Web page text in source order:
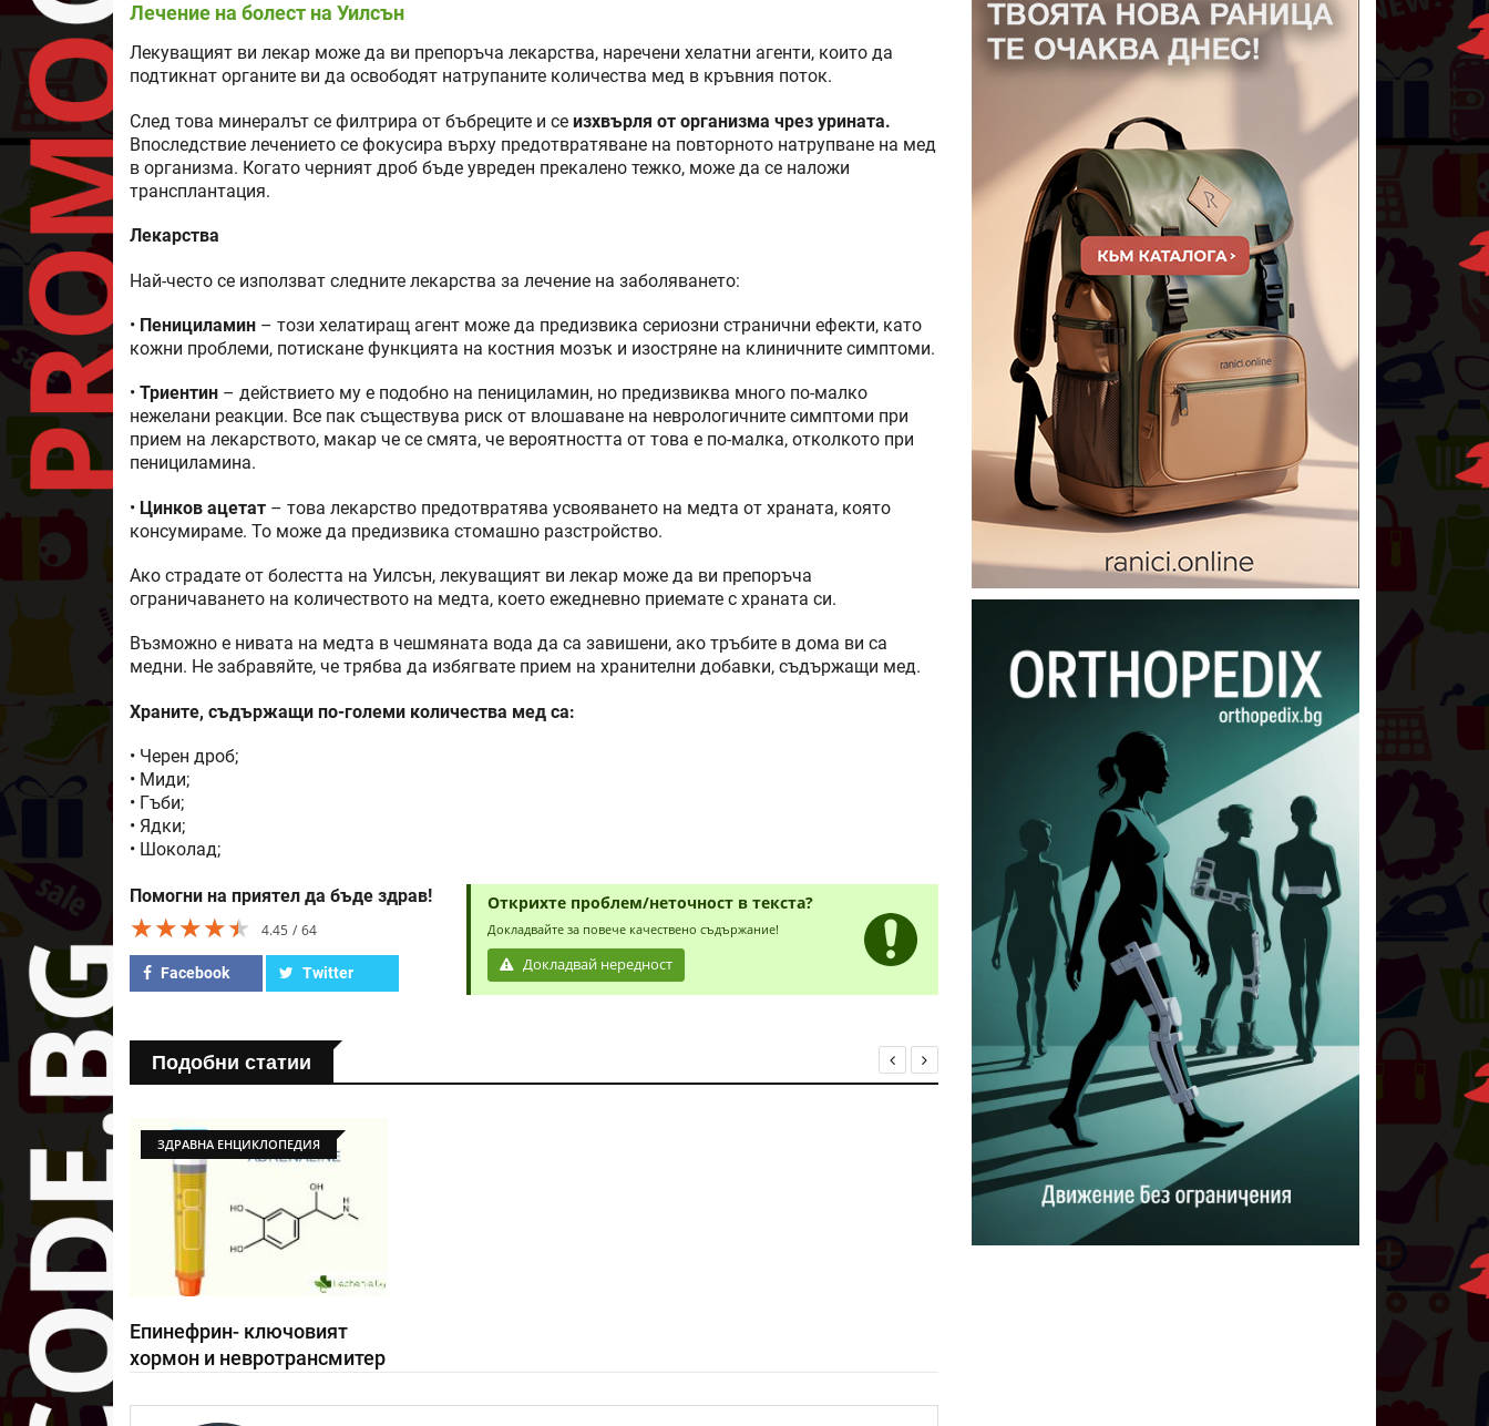
Лечение на болест на Уилсън
Лекуващият ви лекар може да ви препоръча лекарства, наречени хелатни агенти, които да
подтикнат органите ви да освободят натрупаните количества мед в кръвния поток.
След това минералът се филтрира от бъбреците и се изхвърля от организма чрез урината.
Впоследствие лечението се фокусира върху предотвратяване на повторното натрупване на мед
в организма. Когато черният дроб бъде увреден прекалено тежко, може да се наложи
трансплантация.
Лекарства
Най-често се използват следните лекарства за лечение на заболяването:
• Пенициламин – този хелатиращ агент може да предизвика сериозни странични ефекти, като
кожни проблеми, потискане функцията на костния мозък и изостряне на клиничните симптоми.
• Триентин – действието му е подобно на пенициламин, но предизвиква много по-малко
нежелани реакции. Все пак съществува риск от влошаване на неврологичните симптоми при
прием на лекарството, макар че се смята, че вероятността от това е по-малка, отколкото при
пенициламина.
• Цинков ацетат – това лекарство предотвратява усвояването на медта от храната, която
консумираме. То може да предизвика стомашно разстройство.
Ако страдате от болестта на Уилсън, лекуващият ви лекар може да ви препоръча
ограничаването на количеството на медта, което ежедневно приемате с храната си.
Възможно е нивата на медта в чешмяната вода да са завишени, ако тръбите в дома ви са
медни. Не забравяйте, че трябва да избягвате прием на хранителни добавки, съдържащи мед.
Храните, съдържащи по-големи количества мед са:
• Черен дроб;
• Миди;
• Гъби;
• Ядки;
• Шоколад;
Помогни на приятел да бъде здрав!
★★★★★
★★★★★
★★★★★ 4.45 64
Facebook Twitter
Открихте проблем/неточност в текста?
Докладвайте за повече качествено съдържание!
Докладвай нередност
Подобни статии
ЗДРАВНА ЕНЦИКЛОПЕДИЯ
Епинефрин- ключовият
хормон и невротрансмитер